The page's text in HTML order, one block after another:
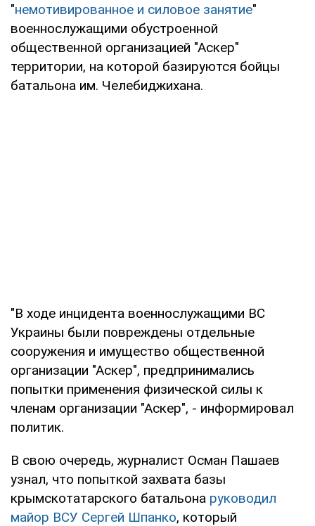
"немотивированное и силовое занятие"
военнослужащими обустроенной
общественной организацией "Аскер"
территории, на которой базируются бойцы
батальона им. Челебиджихана.
"В ходе инцидента военнослужащими ВС
Украины были повреждены отдельные
сооружения и имущество общественной
организации "Аскер", предпринимались
попытки применения физической силы к
членам организации "Аскер", - информировал
политик.
В свою очередь, журналист Осман Пашаев
узнал, что попыткой захвата базы
крымскотатарского батальона руководил
майор ВСУ Сергей Шпанко, который